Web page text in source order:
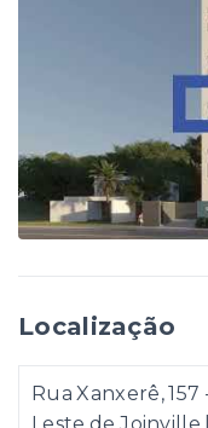
Localização
Rua Xanxerê,
Leste de